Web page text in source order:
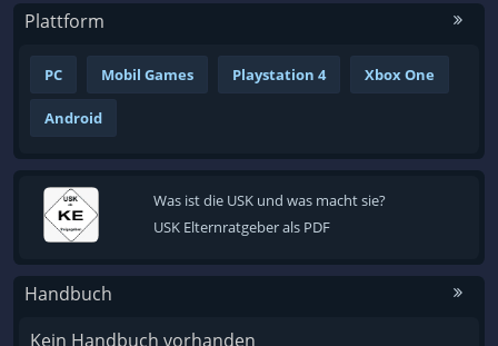
Plattform
PC Mobil Games Playstation 4 Xbox One
Android
Was ist die USK und was macht sie?
USK Elternratgeber als PDF
Handbuch
Kein Handbuch vorhanden